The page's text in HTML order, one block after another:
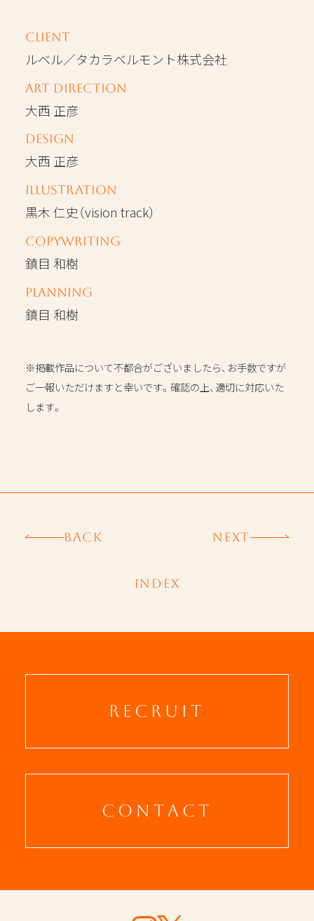
Client
ルベル／タカラベルモント株式会社
Art Direction
大西 正彦
Design
大西 正彦
Illustration
黒木 仁史（vision track）
Copywriting
鎮目 和樹
Planning
鎮目 和樹
※掲載作品について不都合がございましたら、お手数ですが
ご一報いただけますと幸いです。確認の上、適切に対応いた
します。
BACK NEXT
INDEX
RECRUIT
CONTACT